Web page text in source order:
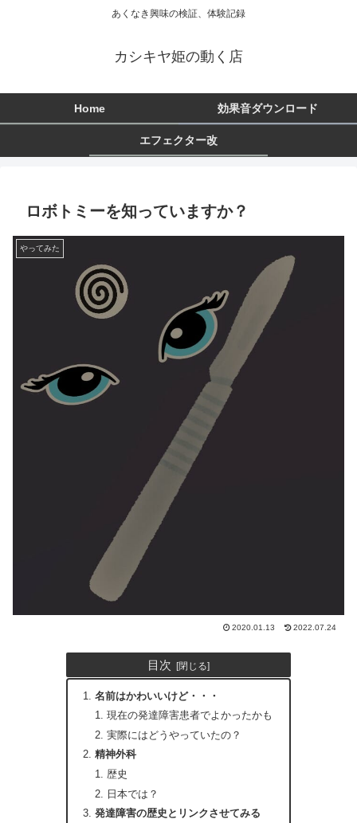
あくなき興味の検証、体験記録
カシキヤ姫の動く店
Home 効果音ダウンロード
エフェクター改
ロボトミーを知っていますか？
やってみた
2020.01.13 2022.07.24
目次
名前はかわいいけど・・・
現在の発達障害患者でよかったかも
実際にはどうやっていたの？
精神外科
歴史
日本では？
発達障害の歴史とリンクさせてみる